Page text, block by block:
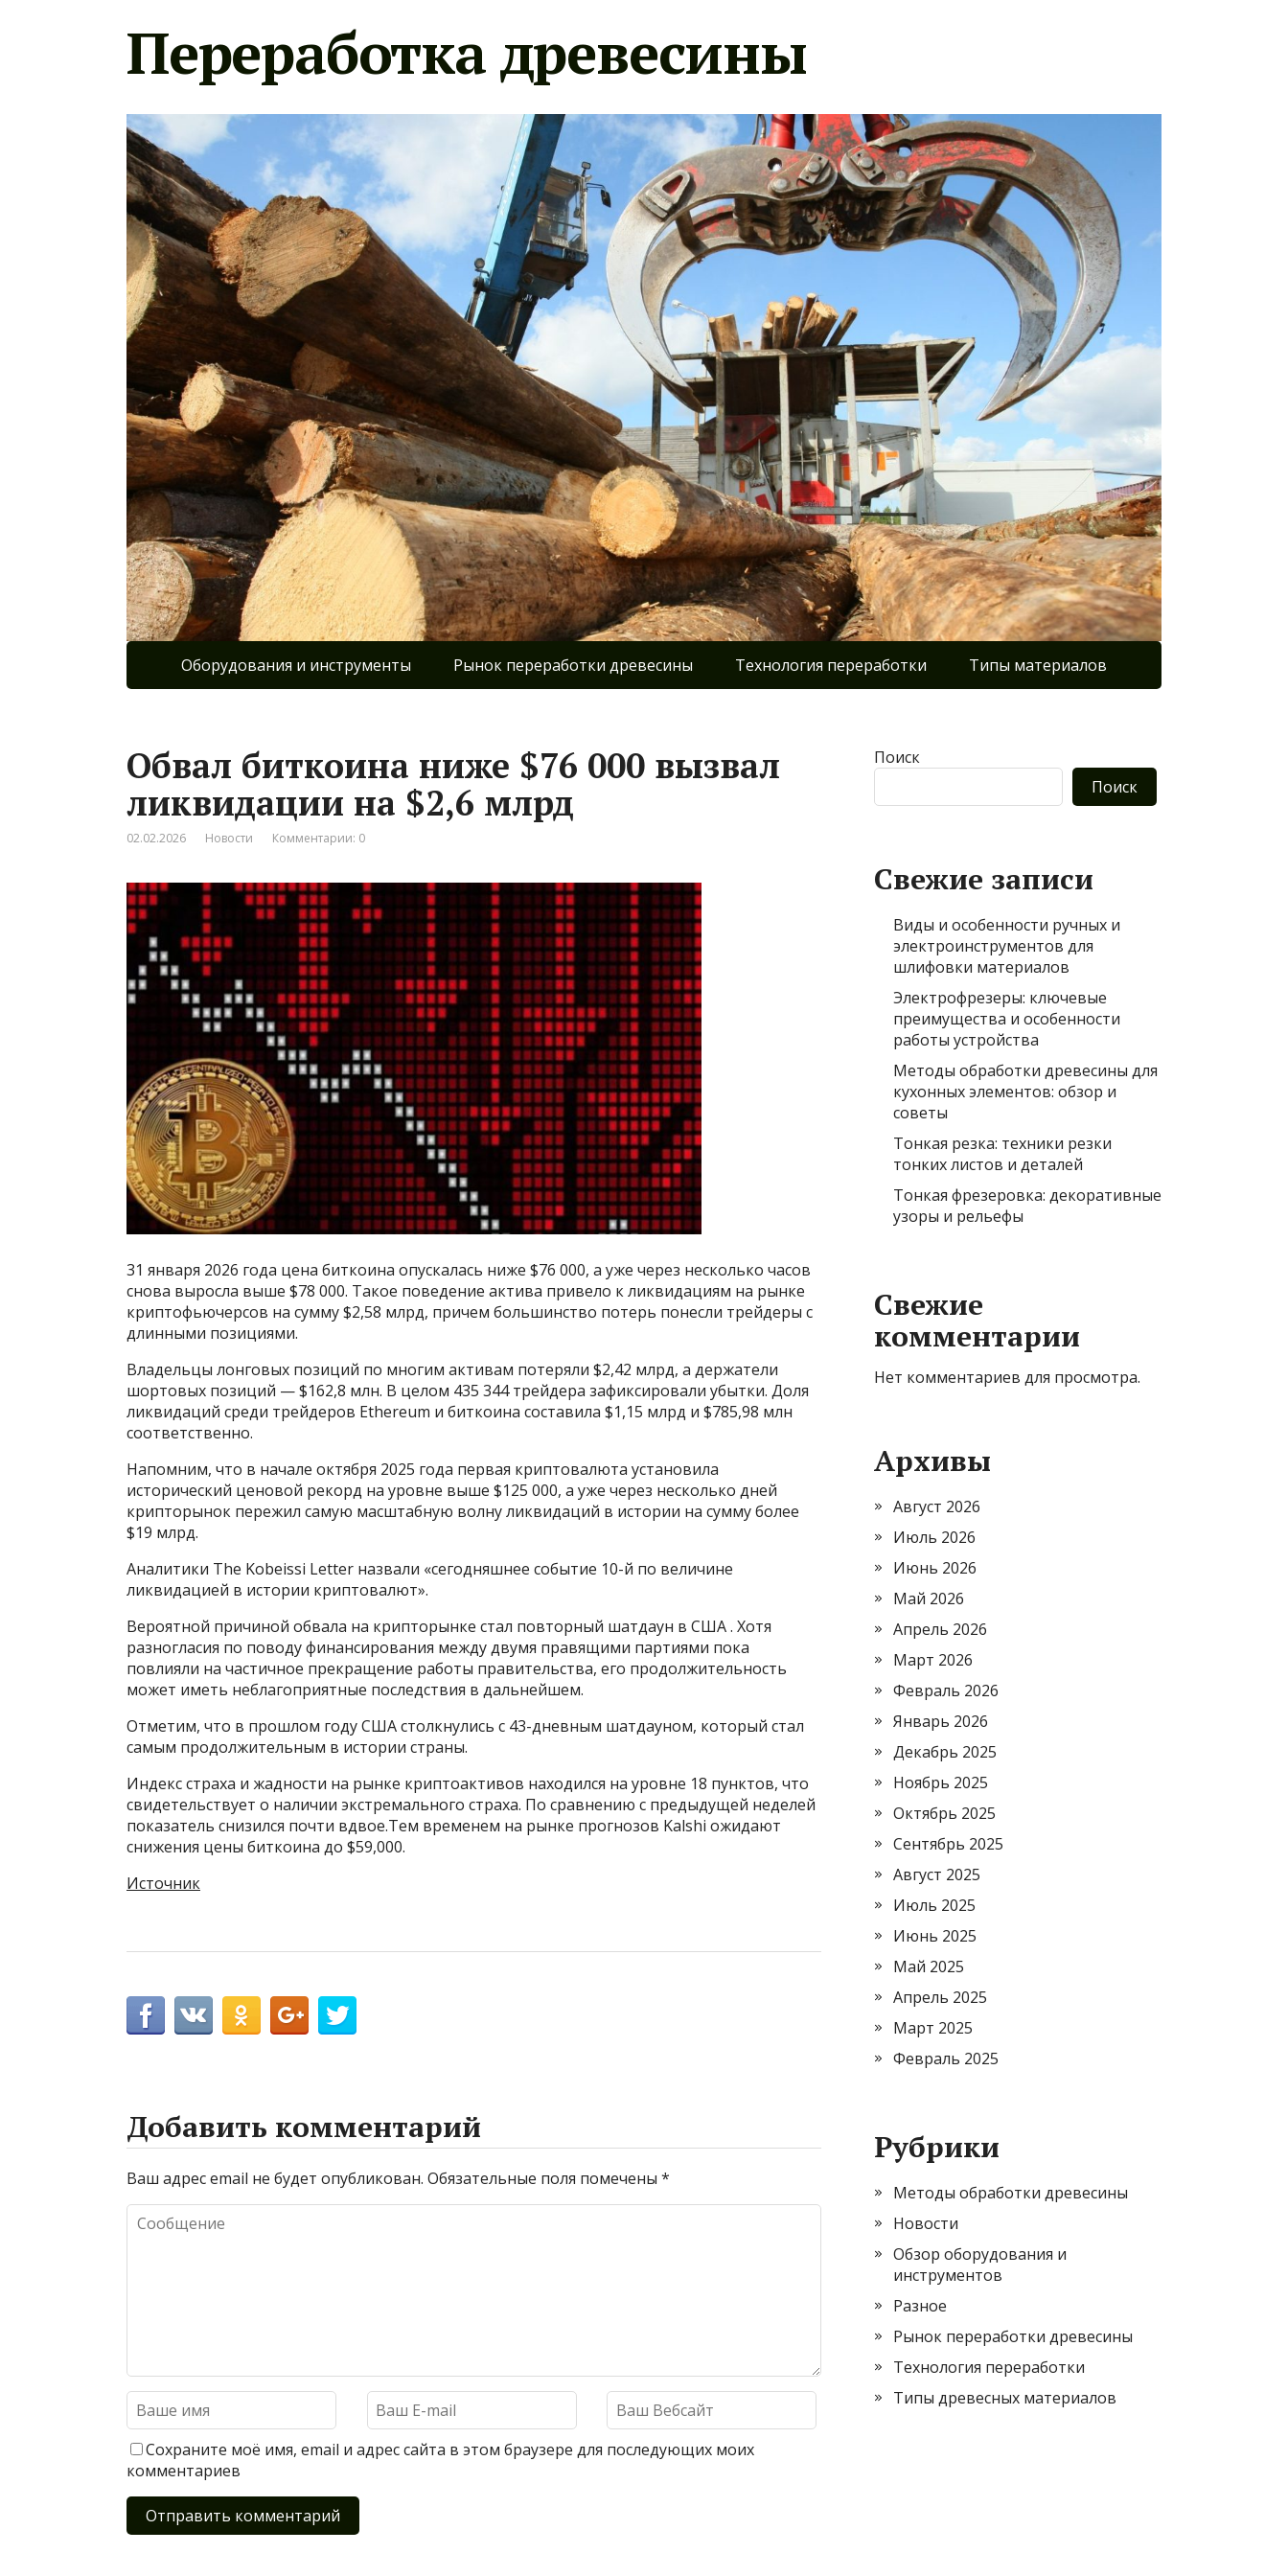
Переработка древесины
Оборудования и инструменты Рынок переработки древесины Технология переработки Типы материалов
Обвал биткоина ниже $76 000 вызвал
ликвидации на $2,6 млрд
02.02.2026 Новости Комментарии: 0
31 января 2026 года цена биткоина опускалась ниже $76 000, а уже через несколько часов
снова выросла выше $78 000. Такое поведение актива привело к ликвидациям на рынке
криптофьючерсов на сумму $2,58 млрд, причем большинство потерь понесли трейдеры с
длинными позициями.
Владельцы лонговых позиций по многим активам потеряли $2,42 млрд, а держатели
шортовых позиций — $162,8 млн. В целом 435 344 трейдера зафиксировали убытки. Доля
ликвидаций среди трейдеров Ethereum и биткоина составила $1,15 млрд и $785,98 млн
соответственно.
Напомним, что в начале октября 2025 года первая криптовалюта установила
исторический ценовой рекорд на уровне выше $125 000, а уже через несколько дней
крипторынок пережил самую масштабную волну ликвидаций в истории на сумму более
$19 млрд.
Аналитики The Kobeissi Letter назвали «сегодняшнее событие 10-й по величине
ликвидацией в истории криптовалют».
Вероятной причиной обвала на крипторынке стал повторный шатдаун в США . Хотя
разногласия по поводу финансирования между двумя правящими партиями пока
повлияли на частичное прекращение работы правительства, его продолжительность
может иметь неблагоприятные последствия в дальнейшем.
Отметим, что в прошлом году США столкнулись с 43-дневным шатдауном, который стал
самым продолжительным в истории страны.
Индекс страха и жадности на рынке криптоактивов находился на уровне 18 пунктов, что
свидетельствует о наличии экстремального страха. По сравнению с предыдущей неделей
показатель снизился почти вдвое.Тем временем на рынке прогнозов Kalshi ожидают
снижения цены биткоина до $59,000.
Источник
Добавить комментарий
Ваш адрес email не будет опубликован. Обязательные поля помечены *
Сохраните моё имя, email и адрес сайта в этом браузере для последующих моих
комментариев
Поиск
Поиск
Свежие записи
Виды и особенности ручных и
электроинструментов для
шлифовки материалов
Электрофрезеры: ключевые
преимущества и особенности
работы устройства
Методы обработки древесины для
кухонных элементов: обзор и
советы
Тонкая резка: техники резки
тонких листов и деталей
Тонкая фрезеровка: декоративные
узоры и рельефы
Свежие
комментарии
Нет комментариев для просмотра.
Архивы
Август 2026
Июль 2026
Июнь 2026
Май 2026
Апрель 2026
Март 2026
Февраль 2026
Январь 2026
Декабрь 2025
Ноябрь 2025
Октябрь 2025
Сентябрь 2025
Август 2025
Июль 2025
Июнь 2025
Май 2025
Апрель 2025
Март 2025
Февраль 2025
Рубрики
Методы обработки древесины
Новости
Обзор оборудования и
инструментов
Разное
Рынок переработки древесины
Технология переработки
Типы древесных материалов